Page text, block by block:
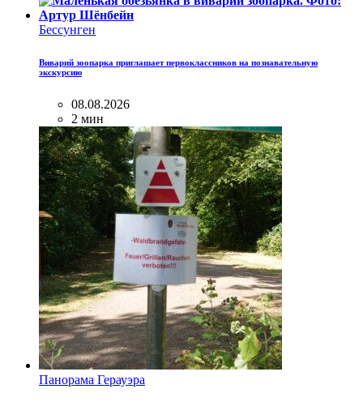
Бессунген
Виварий зоопарка приглашает первоклассников на познавательную
экскурсию
08.08.2026
2 мин
Панорама Герауэра